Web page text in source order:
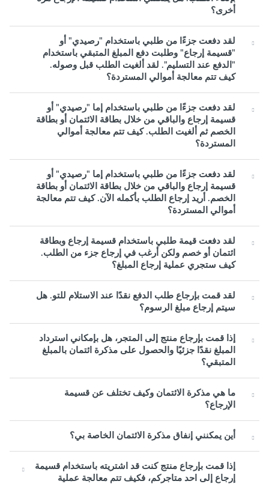
أخرى؟
لقد دفعت جزءًا من طلبي باستخدام "رصيدي" أو
"قسيمة إرجاع" وطلبت دفع المبلغ المتبقي باستخدام
"الدفع عند التسليم". لقد ألغيت الطلب قبل وصوله.
كيف تتم معالجة أموالي المستردة؟
لقد دفعت جزءًا من طلبي باستخدام إما "رصيدي" أو
قسيمة إرجاع والباقي من خلال بطاقة الائتمان أو بطاقة
الخصم ثم ألغيت الطلب. كيف تتم معالجة أموالي
المستردة؟
لقد دفعت جزءًا من طلبي باستخدام إما "رصيدي" أو
قسيمة إرجاع والباقي من خلال بطاقة الائتمان أو بطاقة
الخصم. أريد إرجاع الطلب بأكمله الآن. كيف تتم معالجة
أموالي المستردة؟
لقد دفعت قيمة طلبي باستخدام قسيمة إرجاع وبطاقة
ائتمان أو خصم ولكن أرغب في إرجاع جزء من الطلب.
كيف ستجري عملية إرجاع المبلغ؟
لقد قمت بإرجاع طلب الدفع نقدًا عند الاستلام للتو. هل
سيتم إرجاع مبلغ الرسوم؟
إذا قمت بإرجاع منتج إلى المتجر، هل بإمكاني استرداد
المبلغ نقدًا جزئيًا والحصول على مذكرة ائتمان بالمبلغ
المتبقي؟
ما هي مذكرة الائتمان وكيف تختلف عن قسيمة
الإرجاع؟
أين يمكنني إنفاق مذكرة الائتمان الخاصة بي؟
إذا قمت بإرجاع منتج كنت قد اشتريته باستخدام قسيمة
إرجاع إلى احد متاجركم، فكيف تتم معالجة عملية